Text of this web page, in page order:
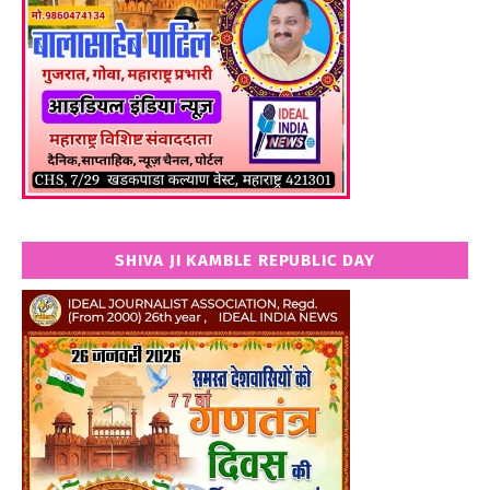
SHIVA JI KAMBLE REPUBLIC DAY